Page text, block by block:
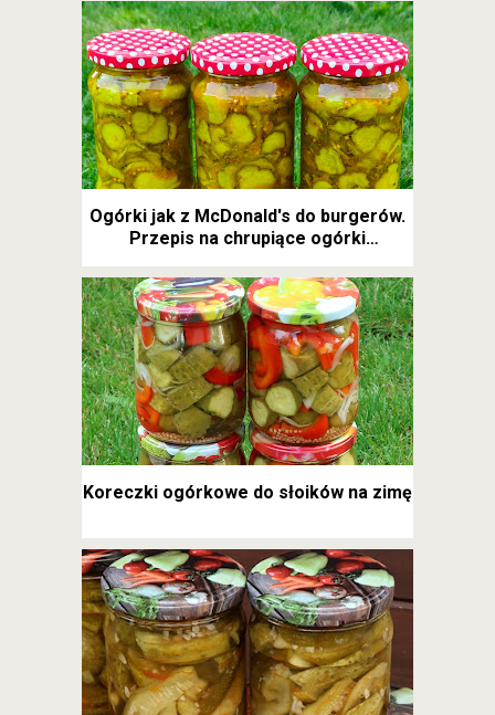
Ogórki jak z McDonald's do burgerów.
Przepis na chrupiące ogórki
Koreczki ogórkowe do słoików na zimę